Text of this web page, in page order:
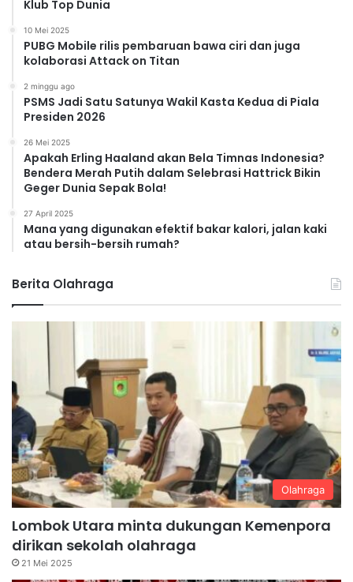
Klub Top Dunia
10 Mei 2025
PUBG Mobile rilis pembaruan bawa ciri dan juga
kolaborasi Attack on Titan
2 minggu ago
PSMS Jadi Satu Satunya Wakil Kasta Kedua di Piala
Presiden 2026
26 Mei 2025
Apakah Erling Haaland akan Bela Timnas Indonesia?
Bendera Merah Putih dalam Selebrasi Hattrick Bikin
Geger Dunia Sepak Bola!
27 April 2025
Mana yang digunakan efektif bakar kalori, jalan kaki
atau bersih-bersih rumah?
Berita Olahraga
Olahraga
Lombok Utara minta dukungan Kemenpora
dirikan sekolah olahraga
21 Mei 2025